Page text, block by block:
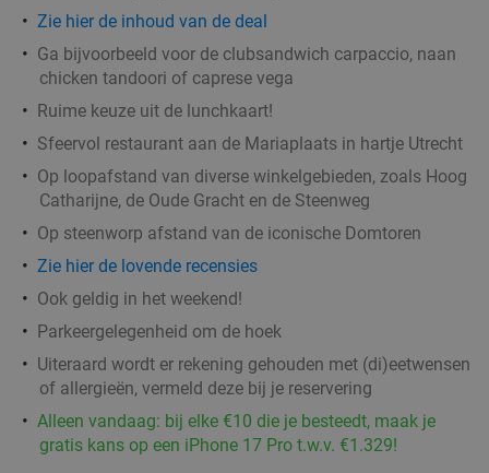
Aziatisch 6-gangendiner van de chef + amuse
in hartje Utrecht
Do
Konnichiwa
Utrecht
Verkocht: 0
31%
Pasta + evt. tiramisu of broodje afhalen in
hartje Utrecht
cuPPas - pasta to go - 9.0
Utrecht
Zie hier de inhoud van de deal
Ga bijvoorbeeld voor de clubsandwich carpaccio, naan
chicken tandoori of caprese vega
Ruime keuze uit de lunchkaart!
Sfeervol restaurant aan de Mariaplaats in hartje Utrecht
Op loopafstand van diverse winkelgebieden, zoals Hoog
Catharijne, de Oude Gracht en de Steenweg
Op steenworp afstand van de iconische Domtoren
Zie hier de lovende recensies
Ook geldig in het weekend!
Parkeergelegenheid om de hoek
Uiteraard wordt er rekening gehouden met (di)eetwensen
of allergieën, vermeld deze bij je reservering
Alleen vandaag: bij elke €10 die je besteedt, maak je
gratis kans op een iPhone 17 Pro t.w.v. €1.329!